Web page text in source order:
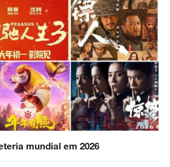
mundial em 2026